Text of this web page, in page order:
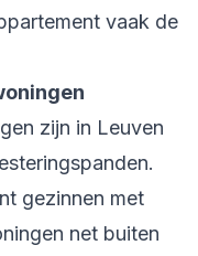
vaak de
zijn in Leuven
gezinnen met
net buiten